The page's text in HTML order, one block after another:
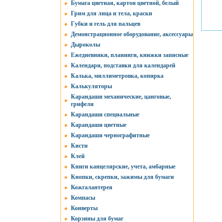
Бумага цветная, картон цветной, белый
Грим для лица и тела, краски
Губки и гель для пальцев
Демонстрационное оборудование, аксессуары
Дыроколы
Ежедневники, планинги, книжки записные
Календари, подставки для календарей
Калька, миллиметровка, копирка
Калькуляторы
Карандаши механические, цанговые,
грифели
Карандаши специальные
Карандаши цветные
Карандаши чернографитные
Кисти
Клей
Книги канцелярские, учета, амбарные
Кнопки, скрепки, зажимы для бумаги
Кожгалантерея
Компасы
Конверты
Корзины для бумаг